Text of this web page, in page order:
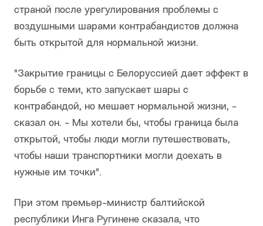
страной после урегулирования проблемы с
воздушными шарами контрабандистов должна
быть открытой для нормальной жизни.
"Закрытие границы с Белоруссией дает эффект в
борьбе с теми, кто запускает шары с
контрабандой, но мешает нормальной жизни, -
сказал он. - Мы хотели бы, чтобы граница была
открытой, чтобы люди могли путешествовать,
чтобы наши транспортники могли доехать в
нужные им точки".
При этом премьер-министр балтийской
республики Инга Ругинене сказала, что